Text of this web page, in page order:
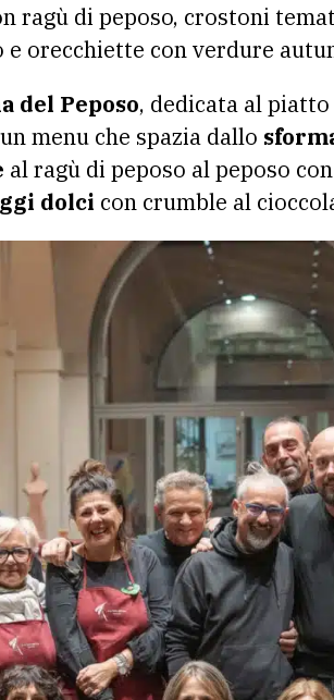
ragù di peposo, crostoni
e orecchiette con verdure
del Peposo, dedicata al
menu che spazia dallo
al ragù di peposo al peposo
dolci con crumble al